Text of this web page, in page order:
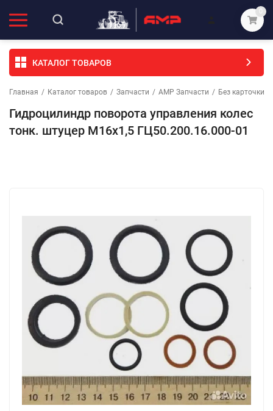
0
КАТАЛОГ ТОВАРОВ
Главная / Каталог товаров / Запчасти / АМР Запчасти / Без карточки
Гидроцилиндр поворота управления колес
тонк. штуцер М16х1,5 ГЦ50.200.16.000-01